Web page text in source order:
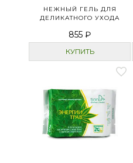
НЕЖНЫЙ ГЕЛЬ ДЛЯ
ДЕЛИКАТНОГО УХОДА
855 ₽
КУПИТЬ